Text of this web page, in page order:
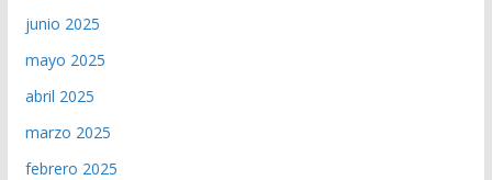
junio 2025
mayo 2025
abril 2025
marzo 2025
febrero 2025